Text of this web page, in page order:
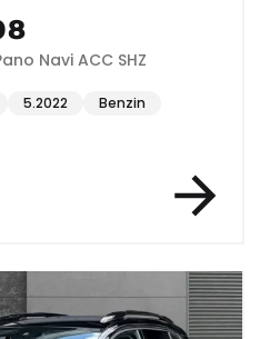
Navi ACC SHZ
5.2022
Benzin